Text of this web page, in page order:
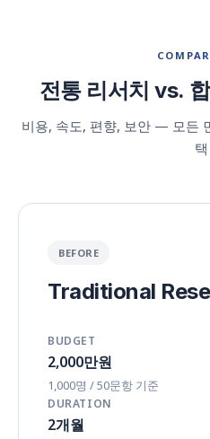
전통 리서치 vs.
비용, 속도, 편향, 보안 — 모든
택
BEFORE
Traditional
BUDGET
2,000만원
1,000명 / 50문항 기준
DURATION
2개월